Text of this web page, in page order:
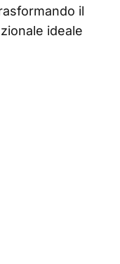
il
ideale